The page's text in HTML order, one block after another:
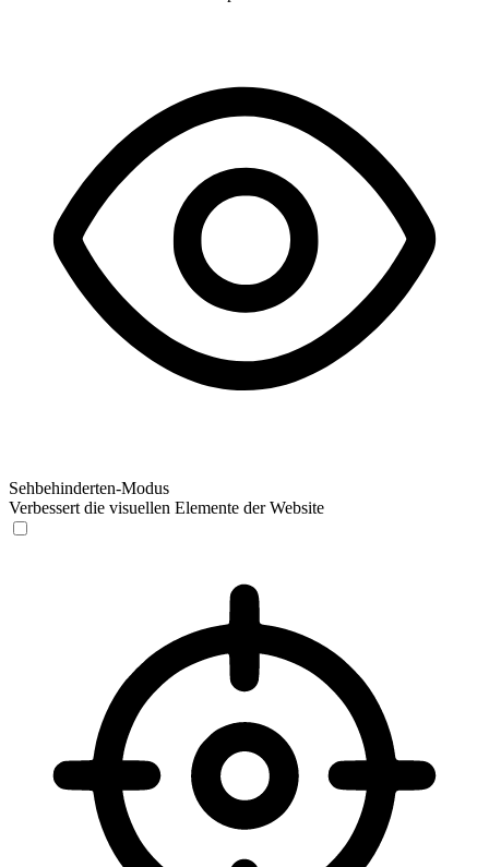
Sehbehinderten-Modus
Verbessert die visuellen Elemente der Website